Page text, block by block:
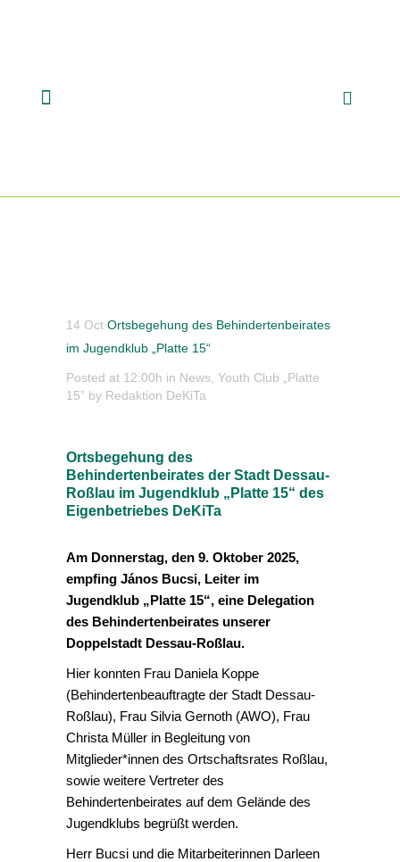
14 Oct Ortsbegehung des Behindertenbeirates
im Jugendklub „Platte 15“
Posted at 12:00h in News Youth Club „Platte
15” by Redaktion DeKiTa
Ortsbegehung des
Behindertenbeirates der Stadt Dessau-
Roßlau im Jugendklub „Platte 15“ des
Eigenbetriebes DeKiTa
Am Donnerstag, den 9. Oktober 2025,
empfing János Bucsi, Leiter im
Jugendklub „Platte 15“, eine Delegation
des Behindertenbeirates unserer
Doppelstadt Dessau-Roßlau.
Hier konnten Frau Daniela Koppe
(Behindertenbeauftragte der Stadt Dessau-
Roßlau), Frau Silvia Gernoth (AWO), Frau
Christa Müller in Begleitung von
Mitglieder*innen des Ortschaftsrates Roßlau,
sowie weitere Vertreter des
Behindertenbeirates auf dem Gelände des
Jugendklubs begrüßt werden.
Herr Bucsi und die Mitarbeiterinnen Darleen